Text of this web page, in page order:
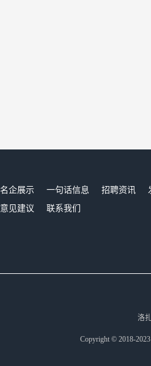
名企展示 一句话信息 招聘资讯
意见建议 联系我们
洛
Copyright © 2018-